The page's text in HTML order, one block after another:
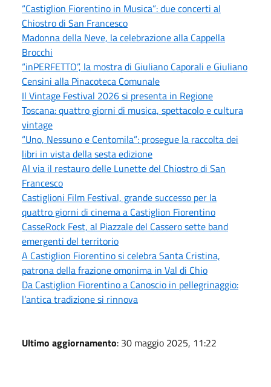
“Castiglion Fiorentino in Musica”: due concerti al
Chiostro di San Francesco
Madonna della Neve, la celebrazione alla Cappella
Brocchi
“inPERFETTO”, la mostra di Giuliano Caporali e Giuliano
Censini alla Pinacoteca Comunale
Il Vintage Festival 2026 si presenta in Regione
Toscana: quattro giorni di musica, spettacolo e cultura
vintage
“Uno, Nessuno e Centomila”: prosegue la raccolta dei
libri in vista della sesta edizione
Al via il restauro delle Lunette del Chiostro di San
Francesco
Castiglioni Film Festival, grande successo per la
quattro giorni di cinema a Castiglion Fiorentino
CasseRock Fest, al Piazzale del Cassero sette band
emergenti del territorio
A Castiglion Fiorentino si celebra Santa Cristina,
patrona della frazione omonima in Val di Chio
Da Castiglion Fiorentino a Canoscio in pellegrinaggio:
l’antica tradizione si rinnova
Ultimo aggiornamento: 30 maggio 2025, 11:22